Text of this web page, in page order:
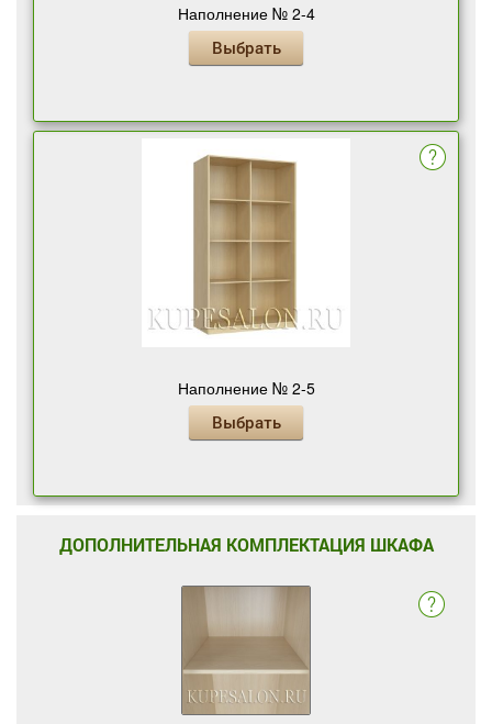
Наполнение № 2-4
Выбрать
Наполнение № 2-5
Выбрать
ДОПОЛНИТЕЛЬНАЯ КОМПЛЕКТАЦИЯ ШКАФА